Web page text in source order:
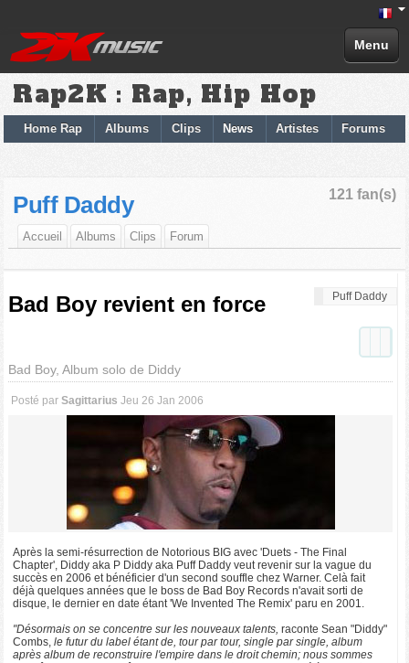
Menu
Rap2K : Rap, Hip Hop
Home Rap Albums Clips News Artistes Forums
121 fan(s)
Puff Daddy
Accueil Albums Clips Forum
Puff Daddy
Bad Boy revient en force
Bad Boy, Album solo de Diddy
Posté parSagittarius Jeu 26 Jan 2006
Après la semi-résurrection de Notorious BIG avec 'Duets - The Final
Chapter', Diddy aka P Diddy aka Puff Daddy veut revenir sur la vague du
succès en 2006 et bénéficier d'un second souffle chez Warner. Celà fait
déjà quelques années que le boss de Bad Boy Records n'avait sorti de
disque, le dernier en date étant 'We Invented The Remix' paru en 2001.
"Désormais on se concentre sur les nouveaux talents,raconte Sean "Diddy"
Combs,le futur du label étant de, tour par tour, single par single, album
après album de reconstruire l'empire dans le droit chemin; nous sommes